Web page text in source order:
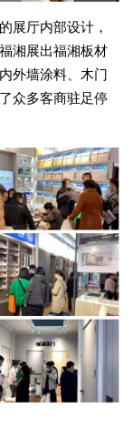
展厅内部设计，
湘展出福湘板材
外墙涂料、木门
众多客商驻足停